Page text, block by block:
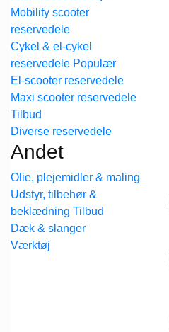
Mobility scooter
reservedele
Cykel & el-cykel
reservedele
El-scooter reservedele
Maxi scooter reservedele
Diverse reservedele
Andet
Olie, plejemidler & maling
Udstyr, tilbehør &
beklædning
Dæk & slanger
Værktøj